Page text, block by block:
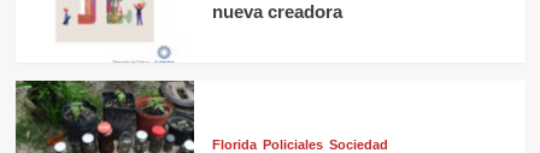
nueva creadora
Florida Policiales Sociedad